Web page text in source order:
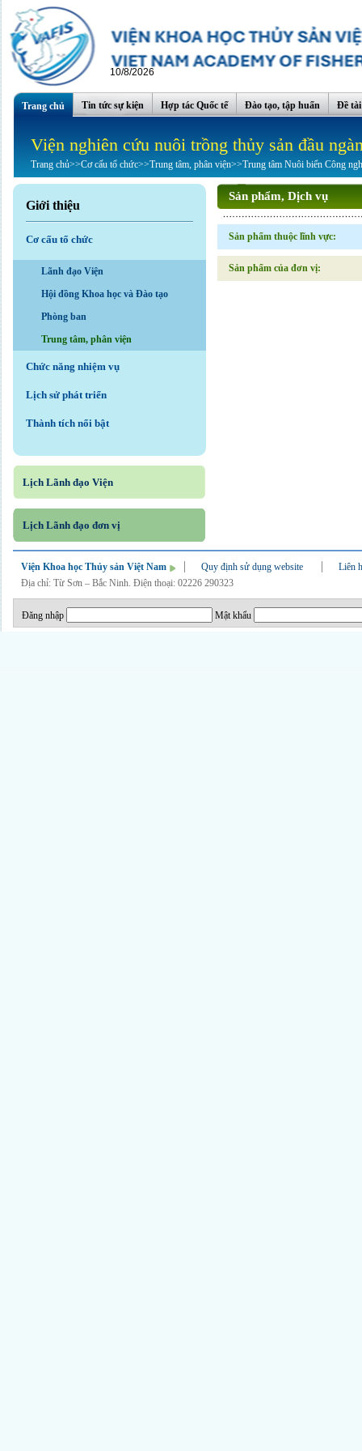
10/8/2026
Trang chủ Tin tức sự kiện Hợp tác Quốc tế Đào tạo, tập huấn Đề
Viện nghiên cứu nuôi trồng thủy sản đầu
Trang chủ>>Cơ cấu tổ chức>>Trung tâm, phân viện>>Trung tâm Nuôi biển Công
Giới thiệu
Cơ cấu tổ chức
Lãnh đạo Viện
Hội đồng Khoa học và Đào tạo
Phòng ban
Trung tâm, phân viện
Chức năng nhiệm vụ
Lịch sử phát triển
Thành tích nổi bật
Lịch Lãnh đạo Viện
Lịch Lãnh đạo đơn vị
Sản phẩm, Dịch vụ
Sản phẩm thuộc lĩnh vực:
Sản phẩm của đơn vị:
Viện Khoa học Thủy sản Việt Nam Quy định sử dụng website
Liên
Địa chỉ: Từ Sơn – Bắc Ninh. Điện thoại: 02226 290323
Đăng nhập Mật khẩu